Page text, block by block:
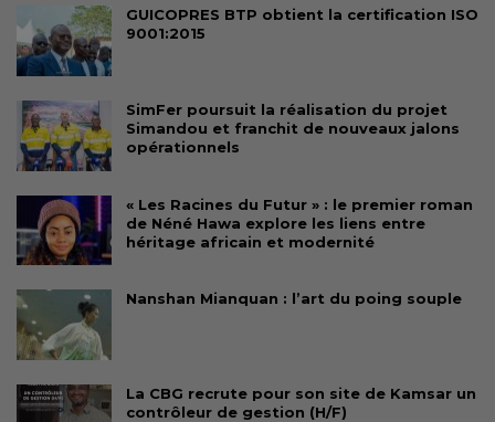
GUICOPRES BTP obtient la certification ISO
9001:2015
SimFer poursuit la réalisation du projet
Simandou et franchit de nouveaux jalons
opérationnels
« Les Racines du Futur » : le premier roman
de Néné Hawa explore les liens entre
héritage africain et modernité
Nanshan Mianquan : l’art du poing souple
La CBG recrute pour son site de Kamsar un
contrôleur de gestion (H/F)